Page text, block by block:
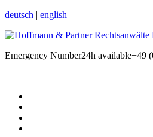
deutsch | english
Emergency Number24h available+49